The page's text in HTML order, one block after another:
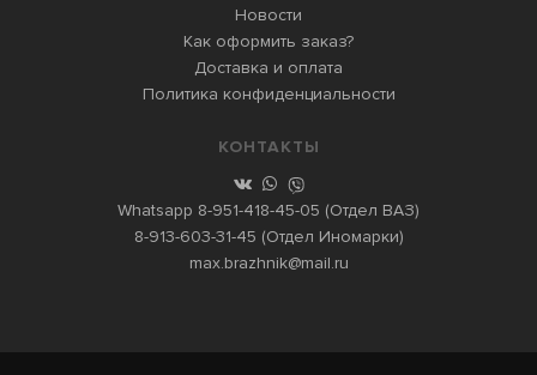
Новости
Как оформить заказ?
Доставка и оплата
Политика конфиденциальности
КОНТАКТЫ
Whatsapp 8-951-418-45-05 (Отдел ВАЗ)
8-913-603-31-45 (Отдел Иномарки)
max.brazhnik@mail.ru